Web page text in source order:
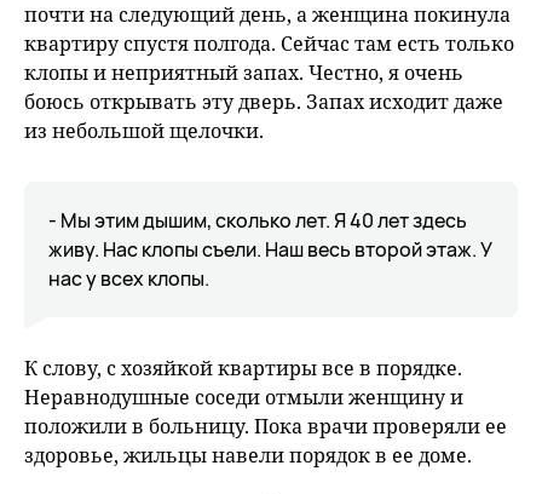
почти на следующий день, а женщина покинула
квартиру спустя полгода. Сейчас там есть только
клопы и неприятный запах. Честно, я очень
боюсь открывать эту дверь. Запах исходит даже
из небольшой щелочки.
- Мы этим дышим, сколько лет. Я 40 лет здесь
живу. Нас клопы съели. Наш весь второй этаж. У
нас у всех клопы.
К слову, с хозяйкой квартиры все в порядке.
Неравнодушные соседи отмыли женщину и
положили в больницу. Пока врачи проверяли ее
здоровье, жильцы навели порядок в ее доме.